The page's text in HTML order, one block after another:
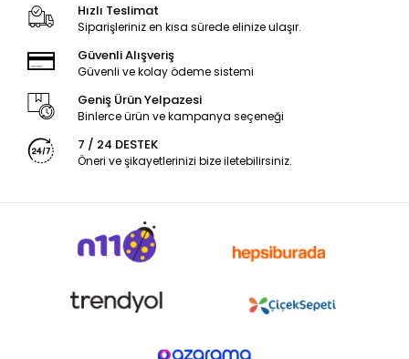
Hızlı Teslimat
Siparişleriniz en kısa sürede elinize ulaşır.
Güvenli Alışveriş
Güvenli ve kolay ödeme sistemi
Geniş Ürün Yelpazesi
Binlerce ürün ve kampanya seçeneği
7 / 24 DESTEK
Öneri ve şikayetlerinizi bize iletebilirsiniz.